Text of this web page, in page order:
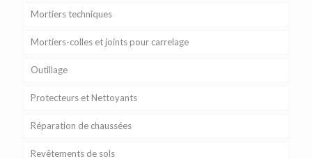
Mortiers techniques
Mortiers-colles et joints pour carrelage
Outillage
Protecteurs et Nettoyants
Réparation de chaussées
Revêtements de sols